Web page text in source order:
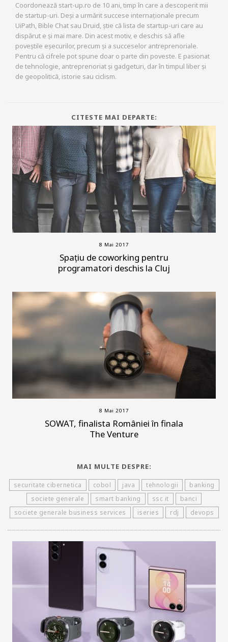
Coordonează start-up.ro de 10 ani, timp în care a descoperit mii
de startup-uri. Deși a urmărit succese internaționale precum
UiPath, Bible Chat sau Druid, știe că lista de startup-uri care au
dispărut e și mai mare. Din acest motiv, e deschis să afle
poveștile eșecurilor, precum și a succeselor antreprenoriale.
Pentru că cifrele pot spune doar o parte din poveste. E pasionat
de tehnologie, antreprenoriat și gadgeturi, dar în timpul liber și
de geopolitică, istorie sau ciclism.
CITESTE MAI DEPARTE:
8 Mai 2017
Spațiu de coworking pentru
programatori deschis la Cluj
8 Mai 2017
SOWAT, finalista României în finala
The Venture
MAI MULTE DESPRE:
securitate cibernetica cobol java tehnologii
banking
societe generale
smart banking ssc it
banci
societe generale business services
iseries rdj devops